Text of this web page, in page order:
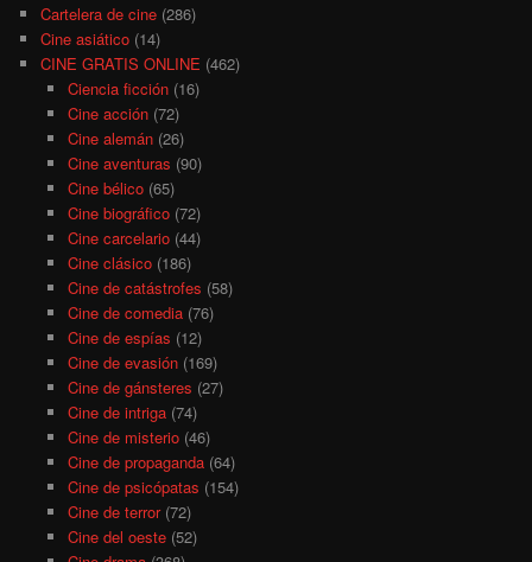
Cartelera de cine (286)
Cine asiático (14)
CINE GRATIS ONLINE (462)
Ciencia ficción(16)
Cine acción(72)
Cine alemán(26)
Cine aventuras (90)
Cine bélico(65)
Cine biográfico(72)
Cine carcelario(44)
Cine clásico(186)
Cine de catástrofes (58)
Cine de comedia(76)
Cine de espías (12)
Cine de evasión(169)
Cine de gánsteres (27)
Cine de intriga(74)
Cine de misterio(46)
Cine de propaganda(64)
Cine de psicópatas (154)
Cine de terror(72)
Cine del oeste(52)